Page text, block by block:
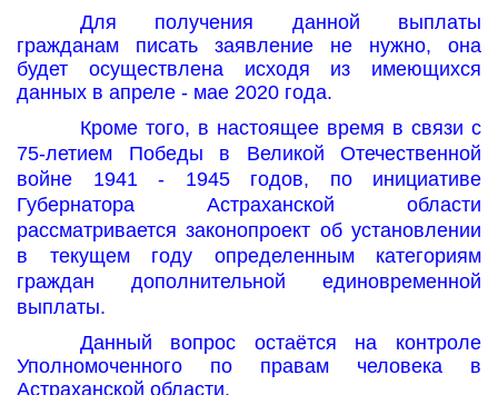
Для получения данной выплаты
гражданам писать заявление не нужно, она
будет осуществлена исходя из имеющихся
данных в апреле - мае 2020 года.
Кроме того, в настоящее время в связи с
75-летием Победы в Великой Отечественной
войне 1941 - 1945 годов, по инициативе
Губернатора Астраханской области
рассматривается законопроект об установлении
в текущем году определенным категориям
граждан дополнительной единовременной
выплаты.
Данный вопрос остаётся на контроле
Уполномоченного по правам человека в
Астраханской области.